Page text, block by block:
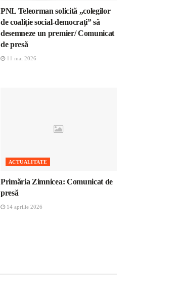
PNL Teleorman solicită „colegilor
de coaliție social-democrați” să
desemneze un premier/ Comunicat
de presă
11 mai 2026
ACTUALITATE
Primăria Zimnicea: Comunicat de
presă
14 aprilie 2026